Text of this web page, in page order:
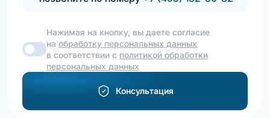
Нажимая на кнопку, вы даете согласие
наобработку персональных данных
в соответствии с политикой обработки
персональных данных
Консультация